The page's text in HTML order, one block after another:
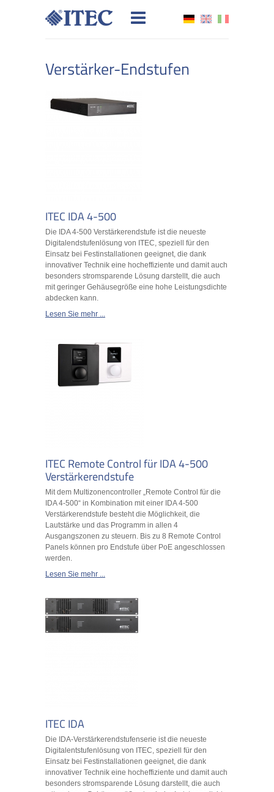
Verstärker-Endstufen
ITEC IDA 4-500
Die IDA 4-500 Verstärkerendstufe ist die neueste
Digitalendstufenlösung von ITEC, speziell für den
Einsatz bei Festinstallationen geeignet, die dank
innovativer Technik eine hocheffiziente und damit auch
besonders stromsparende Lösung darstellt, die auch
mit geringer Gehäusegröße eine hohe Leistungsdichte
abdecken kann.
Lesen Sie mehr ...
ITEC Remote Control für IDA 4-500
Verstärkerendstufe
Mit dem Multizonencontroller „Remote Control für die
IDA 4-500“ in Kombination mit einer IDA 4-500
Verstärkerendstufe besteht die Möglichkeit, die
Lautstärke und das Programm in allen 4
Ausgangszonen zu steuern. Bis zu 8 Remote Control
Panels können pro Endstufe über PoE angeschlossen
werden.
Lesen Sie mehr ...
ITEC IDA
Die IDA-Verstärkerendstufenserie ist die neueste
Digitalentstufenlösung von ITEC, speziell für den
Einsatz bei Festinstallationen geeignet, die dank
innovativer Technik eine hocheffiziente und damit auch
besonders stromsparende Lösung darstellt, die auch